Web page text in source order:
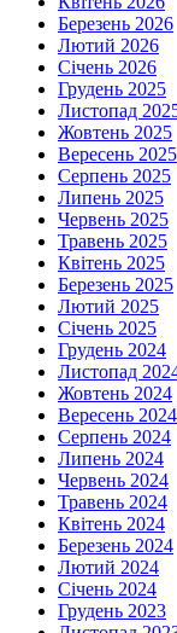
Березень 2026
Лютий 2026
Січень 2026
Грудень 2025
Листопад
Жовтень 2025
Вересень 2025
Серпень 2025
Липень 2025
Червень 2025
Травень 2025
Квітень 2025
Березень 2025
Лютий 2025
Січень 2025
Грудень 2024
Листопад
Жовтень 2024
Вересень 2024
Серпень 2024
Липень 2024
Червень 2024
Травень 2024
Квітень 2024
Березень 2024
Лютий 2024
Січень 2024
Грудень 2023